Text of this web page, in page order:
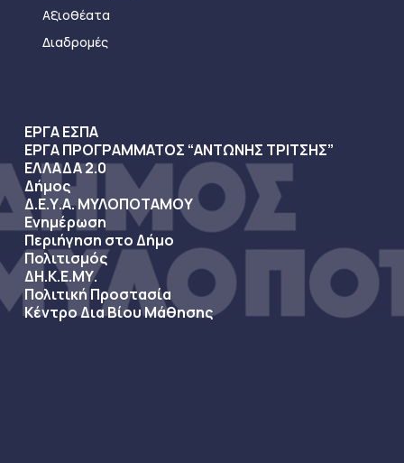
Αξιοθέατα
Διαδρομές
ΕΡΓΑ ΕΣΠΑ
ΕΡΓΑ ΠΡΟΓΡΑΜΜΑΤΟΣ “ΑΝΤΩΝΗΣ ΤΡΙΤΣΗΣ”
ΕΛΛΑΔΑ 2.0
Δήμος
Δ.Ε.Υ.Α. ΜΥΛΟΠΟΤΑΜΟΥ
Ενημέρωση
Περιήγηση στο Δήμο
Πολιτισμός
ΔΗ.Κ.Ε.ΜΥ.
Πολιτική Προστασία
Κέντρο Δια Βίου Μάθησης